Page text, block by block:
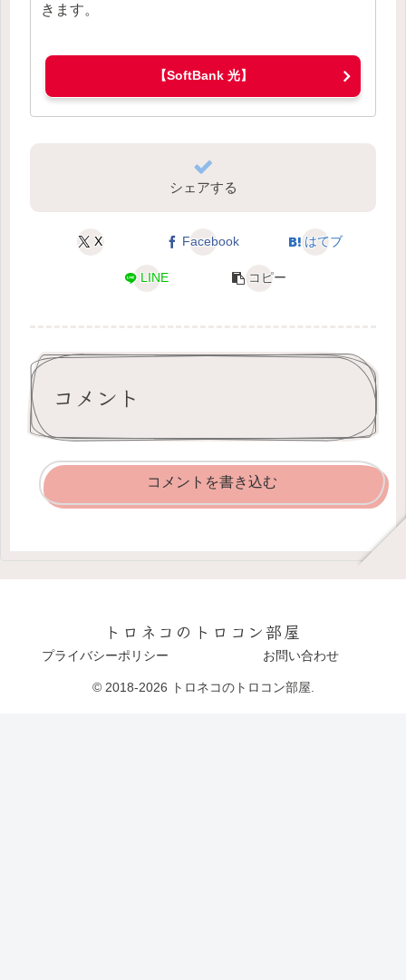
きます。
【SoftBank 光】
シェアする
X Facebook はてブ
LINE コピー
コメント
コメントを書き込む
トロネコのトロコン部屋
プライバシーポリシー お問い合わせ
© 2018-2026 トロネコのトロコン部屋.